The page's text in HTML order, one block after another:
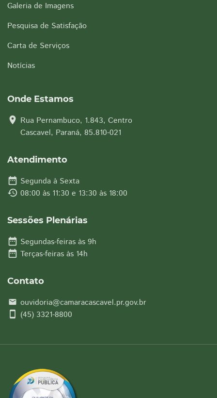
Galeria de Imagens
Pesquisa de Satisfação
Carta de Serviços
Notícias
Onde Estamos
location_on Rua Pernambuco, 1.843, Centro
Cascavel, Paraná, 85.810-021
Atendimento
date_range Segunda à Sexta
history 08:00 às 11:30 e 13:30 às 18:00
Sessões Plenárias
date_range Segundas-feiras às 9h
date_range Terças-feiras às 14h
Contato
email ouvidoria@camaracascavel.pr.gov.br
smartphone (45) 3321-8800